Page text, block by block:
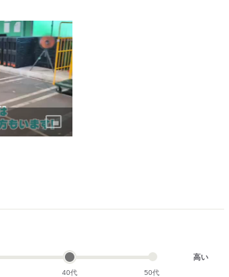
Picture-
in-
40代 50代
高い